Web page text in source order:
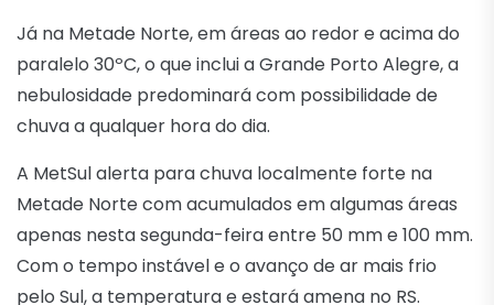
Já na Metade Norte, em áreas ao redor e acima do
paralelo 30ºC, o que inclui a Grande Porto Alegre, a
nebulosidade predominará com possibilidade de
chuva a qualquer hora do dia.
A MetSul alerta para chuva localmente forte na
Metade Norte com acumulados em algumas áreas
apenas nesta segunda-feira entre 50 mm e 100 mm.
Com o tempo instável e o avanço de ar mais frio
pelo Sul, a temperatura e estará amena no RS.